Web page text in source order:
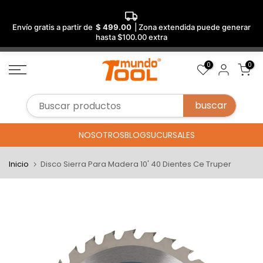
Envío gratis a partir de $ 499.00
| Zona extendida puede generar
hasta $100.00 extra
Saltar
al
0 0
NOSOTROSBLOGSUCURSALES
Inicio Disco Sierra Para Madera 10' 40 Dientes Ce Truper